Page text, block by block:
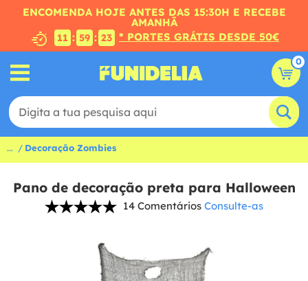
ENCOMENDA HOJE ANTES DAS 15:30H E RECEBE
AMANHÃ
11 : 59 : 22 * PORTES GRÁTIS DESDE 50€
0
... Decoração Zombies
Pano de decoração preta para Halloween
14 Comentários Consulte-as